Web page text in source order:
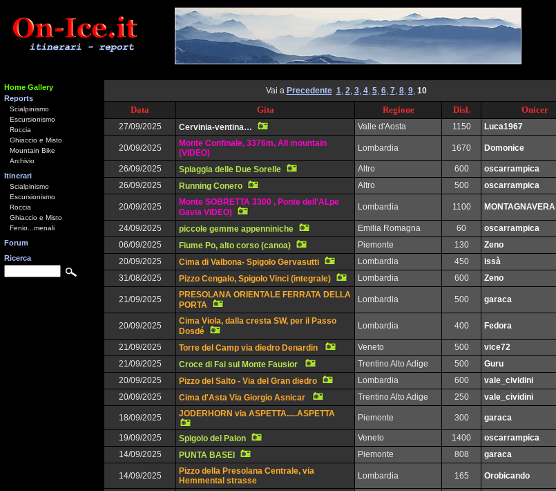
Home Gallery
Reports
Scialpinismo
Escursionismo
Roccia
Ghiaccio e Misto
Mountain Bike
Archivio
Itinerari
Scialpinismo
Escursionismo
Roccia
Ghiaccio e Misto
Fenio...menali
Forum
Ricerca
Vai a Precedente 1, 2, 3, 4, 5, 6, 7, 8, 9, 10
Data Gita Regione Disl. Onicer
27/09/2025 Cervinia-ventina… Valle d'Aosta 1150 Luca1967
20/09/2025
Monte Confinale, 3376m, All mountain
(VIDEO)
Lombardia 1670 Domonice
26/09/2025 Spiaggia delle Due Sorelle Altro 600
oscarrampica
26/09/2025
Running Conero Altro 500 oscarrampica
20/09/2025
Monte SOBRETTA 3300 , Ponte dell'ALpe
Gavia VIDEO)
Lombardia 1100 MONTAGNAVERA
24/09/2025 piccole gemme appenniniche Emilia Romagna 60
oscarrampica
06/09/2025
Fiume Po, alto corso (canoa) Piemonte 130
Zeno
20/09/2025
Cima di Valbona- Spigolo Gervasutti Lombardia 450
issà
31/08/2025
Pizzo Cengalo, Spigolo Vinci (integrale) Lombardia 600 Zeno
21/09/2025
PRESOLANA ORIENTALE FERRATA DELLA
PORTA
Lombardia 500 garaca
20/09/2025
Cima Viola, dalla cresta SW, per il Passo
Dosdé
Lombardia 400 Fedora
21/09/2025 Torre del Camp via diedro Denardin Veneto 500
vice72
21/09/2025
Croce di Fai sul Monte Fausior Trentino Alto Adige 500
Guru
20/09/2025
Pizzo del Salto - Via del Gran diedro Lombardia 600
vale_cividini
20/09/2025
Cima d'Asta Via Giorgio Asnicar Trentino Alto Adige 250 vale_cividini
18/09/2025 JODERHORN via ASPETTA.....ASPETTA Piemonte 300 garaca
19/09/2025 Spigolo del Palon Veneto 1400
oscarrampica
14/09/2025
PUNTA BASEI Piemonte 808 garaca
14/09/2025
Pizzo della Presolana Centrale, via
Hemmental strasse
Lombardia 165 Orobicando